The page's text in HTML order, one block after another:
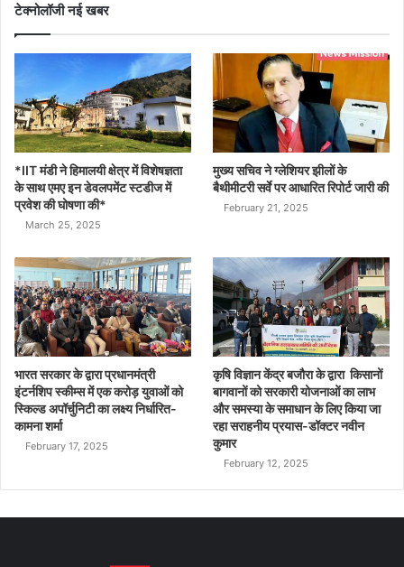
टेक्नोलॉजी नई खबर
*IIT मंडी ने हिमालयी क्षेत्र में विशेषज्ञता
के साथ एमए इन डेवलपमेंट स्टडीज में
प्रवेश की घोषणा की*
March 25, 2025
मुख्य सचिव ने ग्लेशियर झीलों के
बैथीमीटरी सर्वे पर आधारित रिपोर्ट जारी की
February 21, 2025
भारत सरकार के द्वारा प्रधानमंत्री
इंटर्नशिप स्कीम्स में एक करोड़ युवाओं को
स्किल्ड अपॉर्चुनिटी का लक्ष्य निर्धारित-
कामना शर्मा
February 17, 2025
कृषि विज्ञान केंद्र बजौरा के द्वारा किसानों
बागवानों को सरकारी योजनाओं का लाभ
और समस्या के समाधान के लिए किया जा
रहा सराहनीय प्रयास-डॉक्टर नवीन
कुमार
February 12, 2025